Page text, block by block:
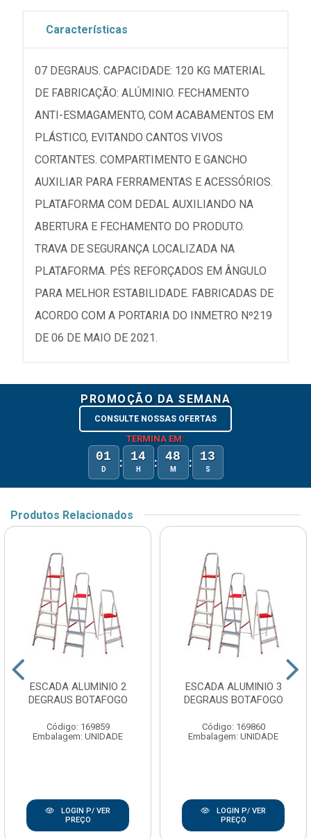
Características
07 DEGRAUS. CAPACIDADE: 120 KG MATERIAL
DE FABRICAÇÃO: ALÚMINIO. FECHAMENTO
ANTI-ESMAGAMENTO, COM ACABAMENTOS EM
PLÁSTICO, EVITANDO CANTOS VIVOS
CORTANTES. COMPARTIMENTO E GANCHO
AUXILIAR PARA FERRAMENTAS E ACESSÓRIOS.
PLATAFORMA COM DEDAL AUXILIANDO NA
ABERTURA E FECHAMENTO DO PRODUTO.
TRAVA DE SEGURANÇA LOCALIZADA NA
PLATAFORMA. PÉS REFORÇADOS EM ÂNGULO
PARA MELHOR ESTABILIDADE. FABRICADAS DE
ACORDO COM A PORTARIA DO INMETRO Nº219
DE 06 DE MAIO DE 2021.
PROMOÇÃO DA SEMANA
CONSULTE NOSSAS OFERTAS
TERMINA EM:
01
D : 14
H : 48
M : 12
S
Produtos Relacionados
ESCADA ALUMINIO 2
DEGRAUS BOTAFOGO
Código: 169859
Embalagem: UNIDADE
LOGIN P/ VER
PREÇO
ESCADA ALUMINIO 3
DEGRAUS BOTAFOGO
Código: 169860
Embalagem: UNIDADE
LOGIN P/ VER
PREÇO